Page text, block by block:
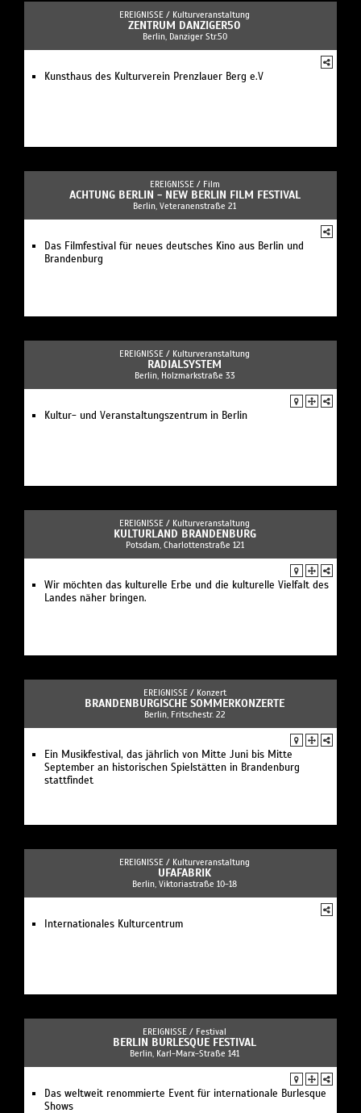
EREIGNISSE / Kulturveranstaltung
ZENTRUM DANZIGER50
Berlin, Danziger Str.50
Kunsthaus des Kulturverein Prenzlauer Berg e.V
EREIGNISSE / Film
ACHTUNG BERLIN - NEW BERLIN FILM FESTIVAL
Berlin, Veteranenstraße 21
Das Filmfestival für neues deutsches Kino aus Berlin und
Brandenburg
EREIGNISSE / Kulturveranstaltung
RADIALSYSTEM
Berlin, Holzmarkstraße 33
Kultur- und Veranstaltungszentrum in Berlin
EREIGNISSE / Kulturveranstaltung
KULTURLAND BRANDENBURG
Potsdam, Charlottenstraße 121
Wir möchten das kulturelle Erbe und die kulturelle Vielfalt des
Landes näher bringen.
EREIGNISSE / Konzert
BRANDENBURGISCHE SOMMERKONZERTE
Berlin, Fritschestr. 22
Ein Musikfestival, das jährlich von Mitte Juni bis Mitte
September an historischen Spielstätten in Brandenburg
stattfindet
EREIGNISSE / Kulturveranstaltung
UFAFABRIK
Berlin, Viktoriastraße 10-18
Internationales Kulturcentrum
EREIGNISSE / Festival
BERLIN BURLESQUE FESTIVAL
Berlin, Karl-Marx-Straße 141
Das weltweit renommierte Event für internationale Burlesque
Shows